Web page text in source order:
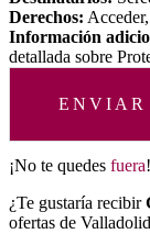
Derechos:
Información
detallada sobre
ENVIAR
¡No te quedes fuera!
¿Te gustaría recibir
ofertas de